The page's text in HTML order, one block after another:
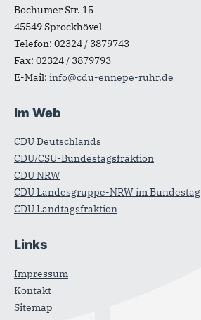
Bochumer Str. 15
45549Sprockhövel
Telefon: 02324 / 3879743
Fax: 02324 / 3879793
E-Mail: info@cdu-ennepe-ruhr.de
Im Web
CDU Deutschlands
CDU/CSU-Bundestagsfraktion
CDU NRW
CDU Landesgruppe-NRW im Bundestag
CDU Landtagsfraktion
Links
Impressum
Kontakt
Sitemap